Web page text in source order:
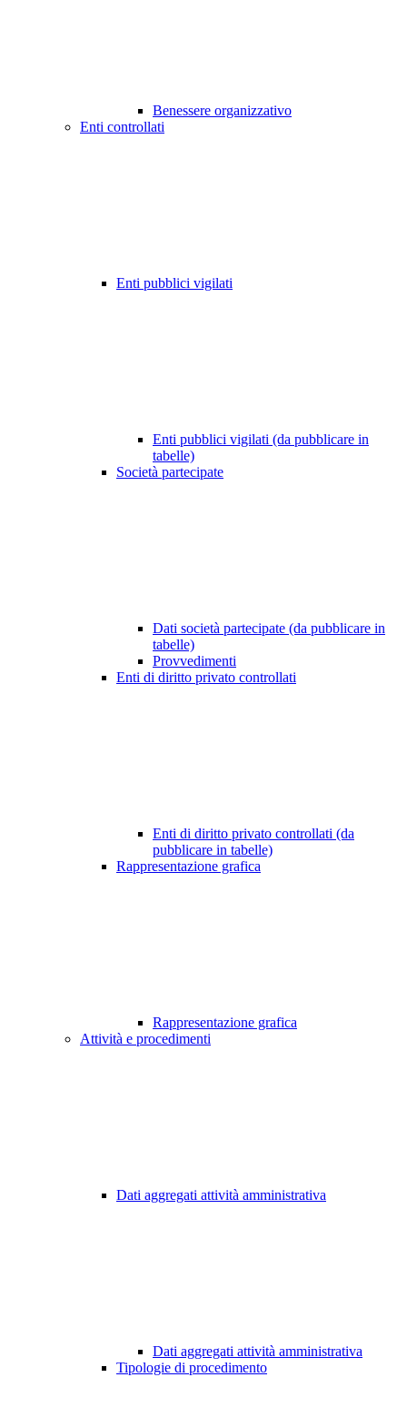
Benessere organizzativo
Enti controllati
Enti pubblici vigilati
Enti pubblici vigilati (da pubblicare in
tabelle)
Società partecipate
Dati società partecipate (da pubblicare in
tabelle)
Provvedimenti
Enti di diritto privato controllati
Enti di diritto privato controllati (da
pubblicare in tabelle)
Rappresentazione grafica
Rappresentazione grafica
Attività e procedimenti
Dati aggregati attività amministrativa
Dati aggregati attività amministrativa
Tipologie di procedimento